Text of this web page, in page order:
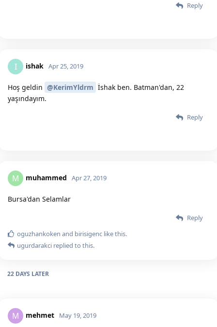
Reply
I ishak Apr 25, 2019
Hoş geldin @KerimYldrm İshak ben. Batman'dan, 22
yaşındayım.
Reply
M muhammed Apr 27, 2019
Bursa'dan Selamlar
Reply
oguzhankoken and birisigenc like this.
ugurdarakci replied to this.
22 DAYS LATER
M mehmet May 19, 2019